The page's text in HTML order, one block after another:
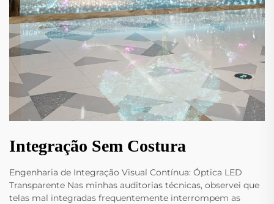
Integração Sem Costura
Engenharia de Integração Visual Contínua: Óptica LED
Transparente Nas minhas auditorias técnicas, observei que
telas mal integradas frequentemente interrompem as